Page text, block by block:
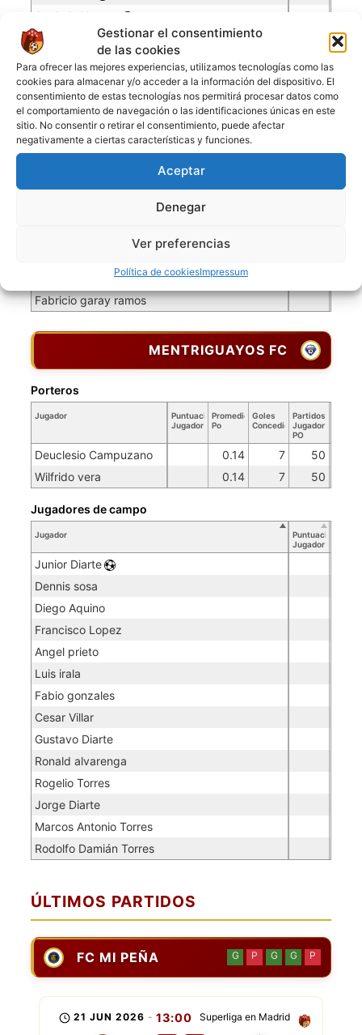
Gestionar el consentimiento
de las cookies
Para ofrecer las mejores experiencias, utilizamos tecnologías como las
cookies para almacenar y/o acceder a la información del dispositivo. El
consentimiento de estas tecnologías nos permitirá procesar datos como
el comportamiento de navegación o las identificaciones únicas en este
sitio. No consentir o retirar el consentimiento, puede afectar
negativamente a ciertas características y funciones.
Aceptar
Denegar
Ver preferencias
Política de cookiesImpressum
Anghelo Huarag
Ruyeli guzman mendoza
Antony Mora Ruiz
Fabián Fernández Burgos
Ángel Encalada Lopez
Alexis Rodríguez Ludeña
Ray Gómez Trujillo
Brayan Londoño Higuita
Julio Moreno Lozano
Ghiampiero huarag oturi
Fabricio garay ramos
MENTRIGUAYOS FC
Jugador
Puntuación
Jugador
Promedio
Po
Goles
Concedidos
Partidos
Jugador
PO
Deuclesio Campuzano 0.14 7
50
Wilfrido vera
0.14 7 50
Porteros
Jugador
Puntuación
Jugador
Junior Diarte
Dennis sosa
Diego Aquino
Francisco Lopez
Angel prieto
Luis irala
Fabio gonzales
Cesar Villar
Gustavo Diarte
Ronald alvarenga
Rogelio Torres
Jorge Diarte
Marcos Antonio Torres
Rodolfo Damián Torres
Jugadores de campo
ÚLTIMOS PARTIDOS
FC MI PEÑA G P G G P
Superliga en Madrid
21 JUN 2026 - 13:00